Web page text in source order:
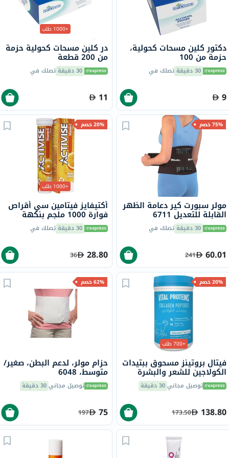
دكتور كلين مسحات كحولية،
حزمة من 100
30 دقيقة تصلك في
9
+1000 طلب
در كلين مسحات كحولية حزمة
من 200 قطعة
30 دقيقة تصلك في
11
75% خصم
مولر سبورت كير دعامة الظهر
القابلة للتعديل 6711
30 دقيقة تصلك في
60.01
241
20% خصم
+1000 طلب
أكتيفايز فيتامين سي أقراص
فوارة 1000 ملجم بنكهة
البرتقال حزمة من 20
30 دقيقة تصلك في
28.80
36
20% خصم
+700 طلب
فيتال بروتينز مسحوق ببتيدات
الكولاجين للشعر والبشرة
والأظافر 284 جرامتوصيل مجاني30 دقيقة
138.80
173.50
62% خصم
حزام مولر، لدعم البطن، صغير/
متوسط، 6048
توصيل مجاني30 دقيقة
75
197